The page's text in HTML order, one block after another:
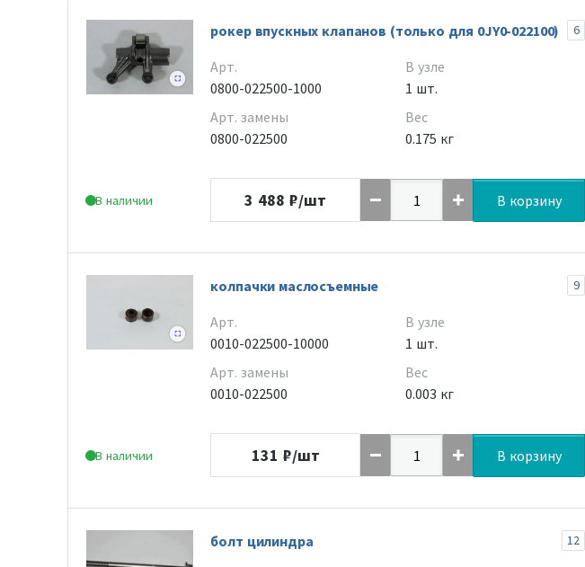
В наличии
рокер впускных клапанов (только для 0JY0-022100) 6
Арт.
0800-022500-1000
Арт. замены
0800-022500
В узле
1 шт.
Вес
0.175 кг
3 488 ₽/шт В корзину
В наличии
колпачки маслосъемные 9
Арт.
0010-022500-10000
Арт. замены
0010-022500
В узле
1 шт.
Вес
0.003 кг
131 ₽/шт В корзину
болт цилиндра 12